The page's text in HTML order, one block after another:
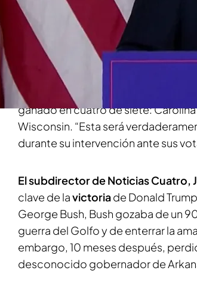
Donald Trumpgana las elecciones
Unidos. Con lo escrutado a esta
electorales para Kamala Harris y
clave
, Trump - quien sembró
ganado en cuatro de siete:
Wisconsin. “Esta será
durante su intervención ante sus
El subdirector de Noticias Cuatro,
clave de lavictoriade Donald
George Bush, Bush gozaba de un
guerra del Golfo y de enterrar la
embargo, 10 meses después,
desconocido gobernador de